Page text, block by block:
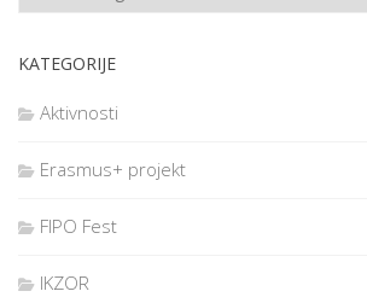
KATEGORIJE
Aktivnosti
Erasmus+ projekt
FIPO Fest
IKZOR